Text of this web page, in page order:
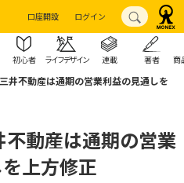
口座開設 ログイン
初心者 ライフデザイン 連載 著者 商
井不動産は通期の営業利益の見通しを
不動産は通期の営業
上方修正